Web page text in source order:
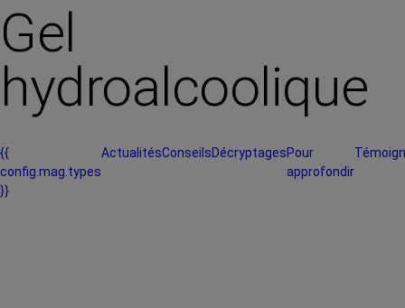
Gel
hydroalcoolique
{{
config.mag.types
}}
ActualitésConseilsDécryptagesPour
approfondir